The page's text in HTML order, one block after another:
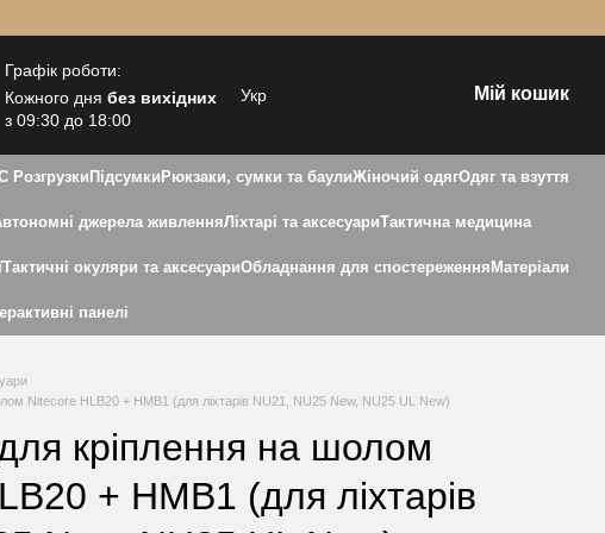
Графік роботи:
Кожного днябез вихідних
з 09:30 до 18:00
Укр Мій кошик
Розгрузки Підсумки Рюкзаки, сумки та баулиЖіночий одягОдяг та взуття
джерела живленняЛіхтарі та аксесуариТактична медицина
Тактичні окуляри та аксесуариОбладнання для спостереження Матеріали
панелі
Nitecore HLB20 + HMB1 (для ліхтарів NU21, NU25 New, NU25 UL New)
кріплення на шолом
+ HMB1 (для ліхтарів